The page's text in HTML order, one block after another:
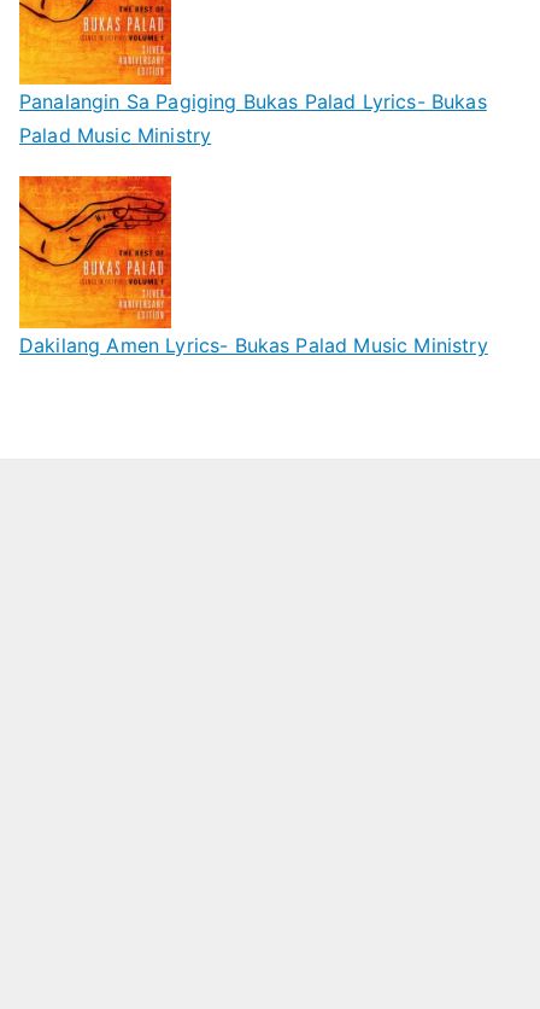
Panalangin Sa Pagiging Bukas Palad Lyrics- Bukas
Palad Music Ministry
Dakilang Amen Lyrics- Bukas Palad Music Ministry